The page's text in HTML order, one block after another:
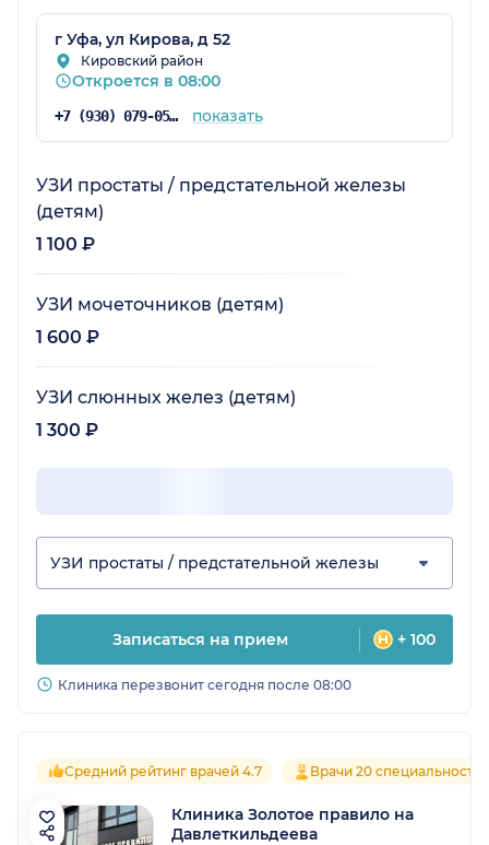
г Уфа, ул Кирова, д 52
Кировский район
Откроется в 08:00
+7 (930) 079-05-23 показать
УЗИ простаты / предстательной железы
(детям)
1 100 ₽
УЗИ мочеточников (детям)
1 600 ₽
УЗИ слюнных желез (детям)
1 300 ₽
УЗИ простаты / предстательной железы
Записаться на прием + 100
Клиника перезвонит сегодня после 08:00
Средний рейтинг врачей 4.7 Врачи 20
Клиника Золотое правило на
Давлеткильдеева